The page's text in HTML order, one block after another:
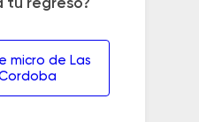
tu regreso?
micro de Las